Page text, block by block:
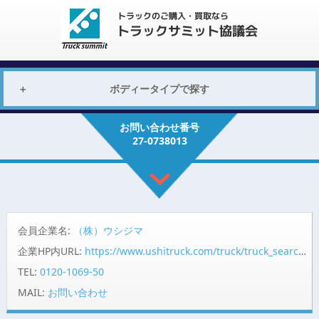
ボディータイプで探す
お問い合わせ番号
27-0738013
会員企業名:
（株）ウシジマ
企業HP内URL: https://www.ushitruck.com/truck/truck_search/detail?vehicle=17357
TEL: 0120-1069-50
MAIL: お問い合わせ